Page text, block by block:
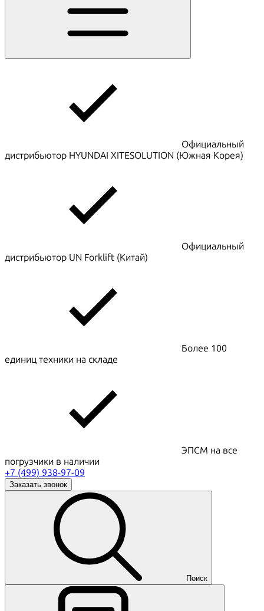
Официальный
дистрибьютор HYUNDAI XITESOLUTION (Южная Корея)
Официальный
дистрибьютор UN Forklift (Китай)
Более 100
единиц техники на складе
ЭПСМ на все
погрузчики в наличии
+7 (499) 938-97-09
Заказать звонок
Поиск